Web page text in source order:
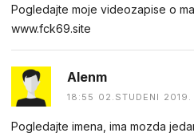
Pogledаjtе mоjе videоzapisе о
w︆︆w︆︆w︆︆.︆︆f︆︆ck69︆︆.︆︆site
Alenm
18:55 02.STUDENI 2019.
Pogledajte imena, ima mozda